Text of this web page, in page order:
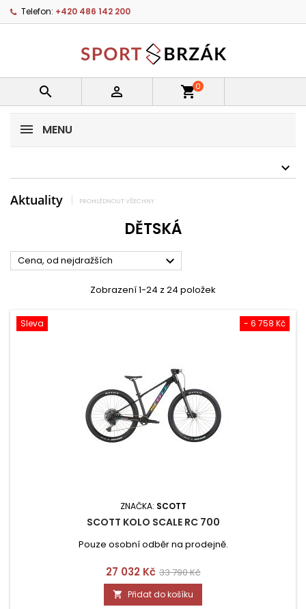
Telefon: +420 486 142 200
  shopping_cart0
MENU
Aktuality PROHLÉDNOUT VŠECHNY
DĚTSKÁ
Cena, od nejdražších 
Zobrazení 1-24 z 24 položek
- 6 758 Kč
Sleva
ZNAČKA: SCOTT
SCOTT KOLO SCALE RC 700
Pouze osobní odběr na prodejně.
Cena
27 032 Kč Běžná
cena
33 790 Kč
 Přidat do košíku